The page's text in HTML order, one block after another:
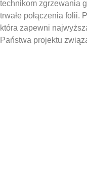
technikom zgrzewania
trwałe połączenia folii.
która zapewni
Państwa projektu